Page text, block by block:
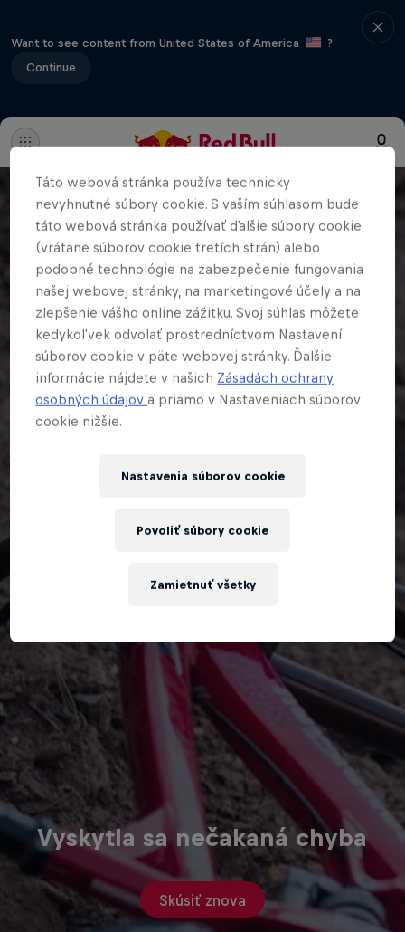
Want to see content from United States of America
?
Continue
Vyskytla sa nečakaná chyba
Skúsiť znova
Táto webová stránka používa technicky
nevyhnutné súbory cookie. S vaším súhlasom bude
táto webová stránka používať ďalšie súbory cookie
(vrátane súborov cookie tretích strán) alebo
podobné technológie na zabezpečenie fungovania
našej webovej stránky, na marketingové účely a na
zlepšenie vášho online zážitku. Svoj súhlas môžete
kedykoľvek odvolať prostredníctvom Nastavení
súborov cookie v päte webovej stránky. Ďalšie
informácie nájdete v našich Zásadách ochrany
osobných údajova priamo v Nastaveniach súborov
cookie nižšie.
Nastavenia súborov cookie
Zamietnuť všetky
Povoliť súbory cookie